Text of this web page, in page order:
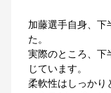
加藤選手自身、下
た。
実際のところ、下
じています。
柔軟性はしっかり